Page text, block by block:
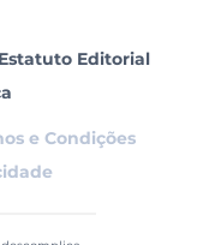
Estatuto Editorial
e Condições